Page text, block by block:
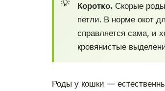
Коротко. Скорые
петли. В норме окот
справляется сама, и
кровянистые
Роды у кошки —